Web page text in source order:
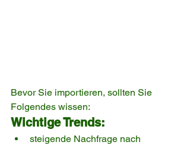
Bevor Sie importieren, sollten Sie
Folgendes wissen:
Wichtige Trends:
steigende Nachfrage nach